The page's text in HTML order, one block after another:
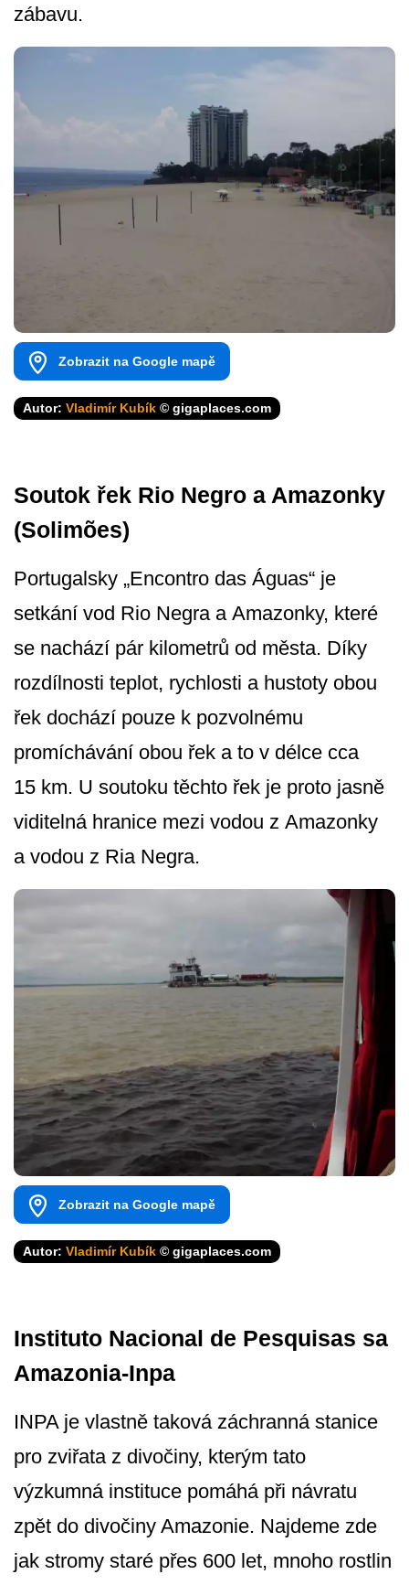
zábavu.
Zobrazit na Google mapě
Autor: Vladimír Kubík © gigaplaces.com
Soutok řek Rio Negro a Amazonky
(Solimões)
Portugalsky „Encontro das Águas“ je
setkání vod Rio Negra a Amazonky, které
se nachází pár kilometrů od města. Díky
rozdílnosti teplot, rychlosti a hustoty obou
řek dochází pouze k pozvolnému
promíchávání obou řek a to v délce cca
15 km. U soutoku těchto řek je proto jasně
viditelná hranice mezi vodou z Amazonky
a vodou z Ria Negra.
Zobrazit na Google mapě
Autor: Vladimír Kubík © gigaplaces.com
Instituto Nacional de Pesquisas sa
Amazonia-Inpa
INPA je vlastně taková záchranná stanice
pro zviřata z divočiny, kterým tato
výzkumná instituce pomáhá při návratu
zpět do divočiny Amazonie. Najdeme zde
jak stromy staré přes 600 let, mnoho rostlin